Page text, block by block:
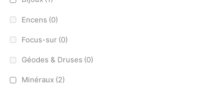
Encens (0)
Focus-sur (0)
Géodes & Druses (0)
Minéraux (2)